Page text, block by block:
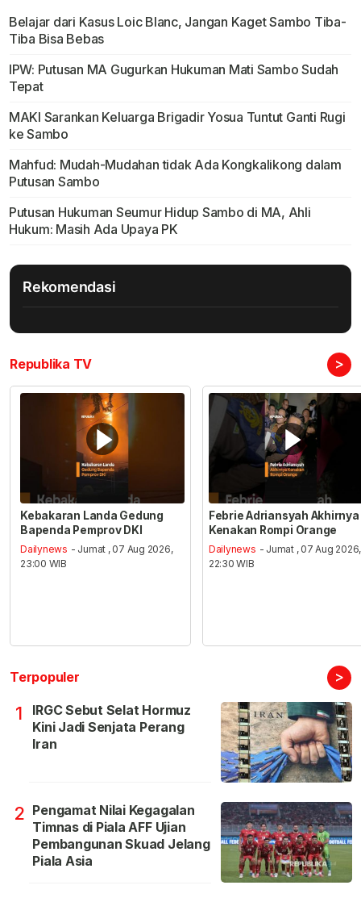
Belajar dari Kasus Loic Blanc, Jangan Kaget Sambo Tiba-
Tiba Bisa Bebas
IPW: Putusan MA Gugurkan Hukuman Mati Sambo Sudah
Tepat
MAKI Sarankan Keluarga Brigadir Yosua Tuntut Ganti Rugi
ke Sambo
Mahfud: Mudah-Mudahan tidak Ada Kongkalikong dalam
Putusan Sambo
Putusan Hukuman Seumur Hidup Sambo di MA, Ahli
Hukum: Masih Ada Upaya PK
Rekomendasi
Republika TV >
Kebakaran Landa Gedung
Bapenda Pemprov DKI
Dailynews - Jumat , 07 Aug 2026,
23:00 WIB
Febrie Adriansyah Akhirnya
Kenakan Rompi Orange
Dailynews - Jumat , 07 Aug 2026,
22:30 WIB
Terpopuler >
1
IRGC Sebut Selat Hormuz
Kini Jadi Senjata Perang
Iran
2 Pengamat Nilai Kegagalan
Timnas di Piala AFF Ujian
Pembangunan Skuad Jelang
Piala Asia